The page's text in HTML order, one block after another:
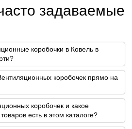
задаваемые
коробочки в Ковель в
коробочек прямо на
коробочек и какое
есть в этом каталоге?